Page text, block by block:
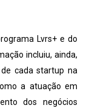
Lvrs+ e do
incluiu, ainda,
cada startup na
a atuação em
dos negócios